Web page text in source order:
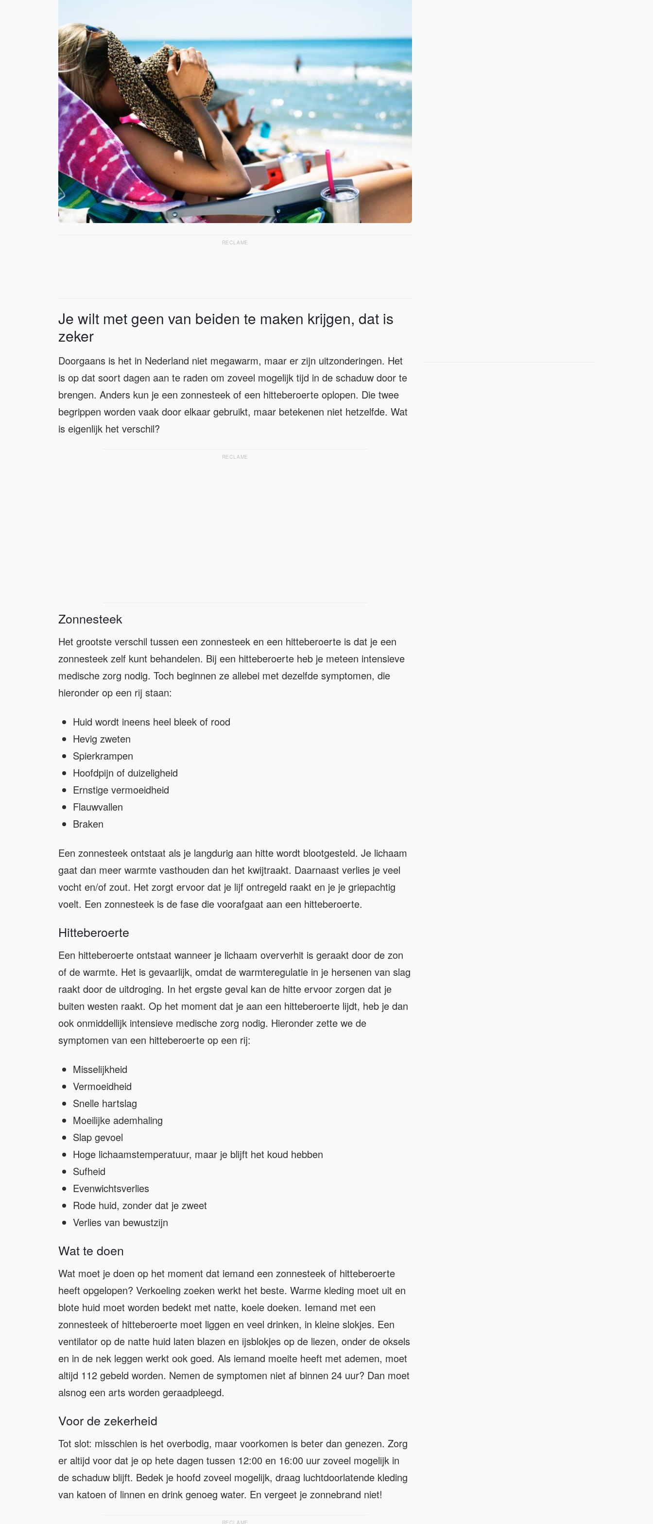
RECLAME
Je wilt met geen van beiden te maken krijgen, dat is
zeker
Doorgaans is het in Nederland niet megawarm, maar er zijn uitzonderingen. Het
is op dat soort dagen aan te raden om zoveel mogelijk tijd in de schaduw door te
brengen. Anders kun je een zonnesteek of een hitteberoerte oplopen. Die twee
begrippen worden vaak door elkaar gebruikt, maar betekenen niet hetzelfde. Wat
is eigenlijk het verschil?
RECLAME
Zonnesteek
Het grootste verschil tussen een zonnesteek en een hitteberoerte is dat je een
zonnesteek zelf kunt behandelen. Bij een hitteberoerte heb je meteen intensieve
medische zorg nodig. Toch beginnen ze allebei met dezelfde symptomen, die
hieronder op een rij staan:
Huid wordt ineens heel bleek of rood
Hevig zweten
Spierkrampen
Hoofdpijn of duizeligheid
Ernstige vermoeidheid
Flauwvallen
Braken
Een zonnesteek ontstaat als je langdurig aan hitte wordt blootgesteld. Je lichaam
gaat dan meer warmte vasthouden dan het kwijtraakt. Daarnaast verlies je veel
vocht en/of zout. Het zorgt ervoor dat je lijf ontregeld raakt en je je griepachtig
voelt. Een zonnesteek is de fase die voorafgaat aan een hitteberoerte.
Hitteberoerte
Een hitteberoerte ontstaat wanneer je lichaam oververhit is geraakt door de zon
of de warmte. Het is gevaarlijk, omdat de warmteregulatie in je hersenen van slag
raakt door de uitdroging. In het ergste geval kan de hitte ervoor zorgen dat je
buiten westen raakt. Op het moment dat je aan een hitteberoerte lijdt, heb je dan
ook onmiddellijk intensieve medische zorg nodig. Hieronder zette we de
symptomen van een hitteberoerte op een rij:
Misselijkheid
Vermoeidheid
Snelle hartslag
Moeilijke ademhaling
Slap gevoel
Hoge lichaamstemperatuur, maar je blijft het koud hebben
Sufheid
Evenwichtsverlies
Rode huid, zonder dat je zweet
Verlies van bewustzijn
Wat te doen
Wat moet je doen op het moment dat iemand een zonnesteek of hitteberoerte
heeft opgelopen? Verkoeling zoeken werkt het beste. Warme kleding moet uit en
blote huid moet worden bedekt met natte, koele doeken. Iemand met een
zonnesteek of hitteberoerte moet liggen en veel drinken, in kleine slokjes. Een
ventilator op de natte huid laten blazen en ijsblokjes op de liezen, onder de oksels
en in de nek leggen werkt ook goed. Als iemand moeite heeft met ademen, moet
altijd 112 gebeld worden. Nemen de symptomen niet af binnen 24 uur? Dan moet
alsnog een arts worden geraadpleegd.
Voor de zekerheid
Tot slot: misschien is het overbodig, maar voorkomen is beter dan genezen. Zorg
er altijd voor dat je op hete dagen tussen 12:00 en 16:00 uur zoveel mogelijk in
de schaduw blijft. Bedek je hoofd zoveel mogelijk, draag luchtdoorlatende kleding
van katoen of linnen en drink genoeg water. En vergeet je zonnebrand niet!